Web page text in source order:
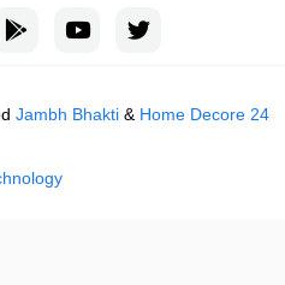
Jambh Bhakti & Home Decore 24